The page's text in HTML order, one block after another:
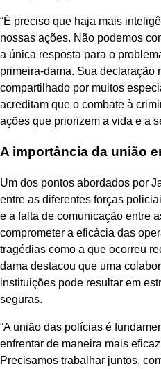
“É preciso que haja mais
nossas ações. Não podemos
a única resposta para o
primeira-dama. Sua declaração
compartilhado por muitos
acreditam que o combate à
ações que priorizem a vida e a
A importância da união
Um dos pontos abordados por
entre as diferentes forças
e a falta de comunicação entre
comprometer a eficácia das
tragédias como a que ocorreu
dama destacou que uma
instituições pode resultar em
seguras.
“A união das polícias é
enfrentar de maneira mais
Precisamos trabalhar juntos,